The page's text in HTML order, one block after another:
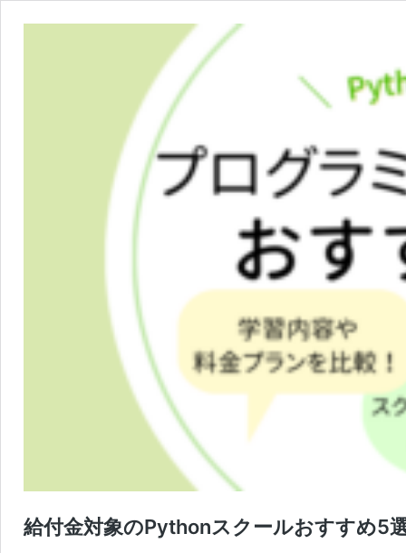
給付金対象のPythonスクールおすすめ5